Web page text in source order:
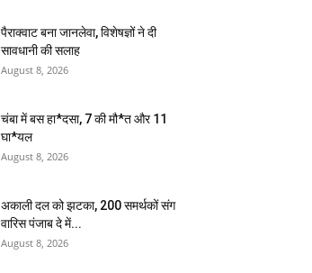
पैराक्वाट बना जानलेवा, विशेषज्ञों ने दी
सावधानी की सलाह
August 8, 2026
चंबा में बस हा*दसा, 7 की मौ*त और 11
घा*यल
August 8, 2026
अकाली दल को झटका, 200 समर्थकों संग
वारिस पंजाब दे में...
August 8, 2026